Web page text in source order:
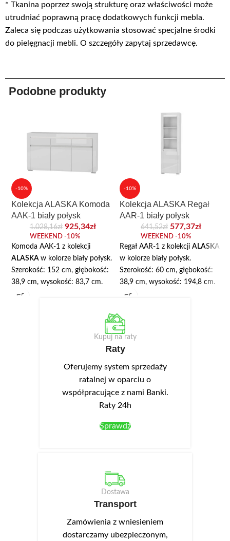
* Tkanina poprzez swoją strukturę oraz właściwości może
utrudniać poprawną pracę dodatkowych funkcji mebla.
Zaleca się podczas użytkowania stosować specjalne środki
do pielęgnacji mebli. O szczegóły zapytaj sprzedawcę.
Podobne produkty
-10%
Kolekcja ALASKA Komoda
AAK-1 biały połysk
1.028,16zł 925,34zł
WEEKEND -10%
Komoda AAK-1 z kolekcji
ALASKA w kolorze biały połysk.
Szerokość: 152 cm, głębokość:
38,9 cm, wysokość: 83,7 cm.
Komoda posiada trzy szuflady i
wykonany jest z wysokiej jakości
płyty laminowanej o grubości 16
mm. We frontach wykonano
otwieranie. Opcjonalnie można
dokupić oświetlenie LED NEO-
13 w kolorze białym zimnym,
-10%
Kolekcja ALASKA Regał
AAR-1 biały połysk
641,52zł 577,37zł
WEEKEND -10%
Regał AAR-1 z kolekcji ALASKA
w kolorze biały połysk.
Szerokość: 60 cm, głębokość:
38,9 cm, wysokość: 194,8 cm.
Wyposażona w szafkę oraz dwie
jest z wysokiej jakości płyty
laminowanej o grubości 16 mm.
We frontach wykonano
podchwyty ułatwiające
otwieranie. Opcjonalnie można
dokupić oświetlenie LED NEO-
13 w kolorze białym zimnym,
Kupuj na raty
Raty
Oferujemy system sprzedaży
ratalnej w oparciu o
współpracujące z nami Banki.
Raty 24h
Sprawdź
Dostawa
Transport
Zamówienia z wniesieniem
dostarczamy ubezpieczonym,